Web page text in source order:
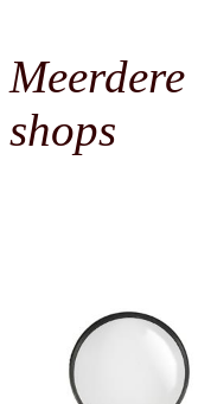
Meerdere
shops